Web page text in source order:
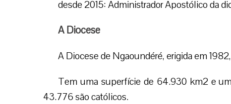
desde 2015: Administrador Apostólico da
A Diocese
A Diocese de Ngaoundéré, erigida em
Tem uma superfície de 64.930 km2 e
43.776 são católicos.